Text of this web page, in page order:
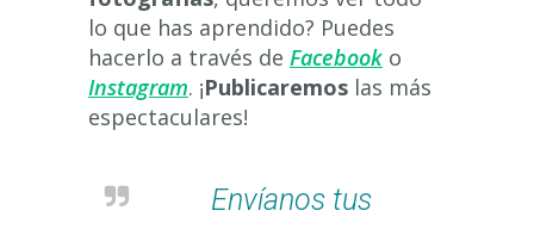
lo que has aprendido? Puedes
hacerlo a través de Facebook o
Instagram. ¡Publicaremos las más
espectaculares!
Envíanos tus